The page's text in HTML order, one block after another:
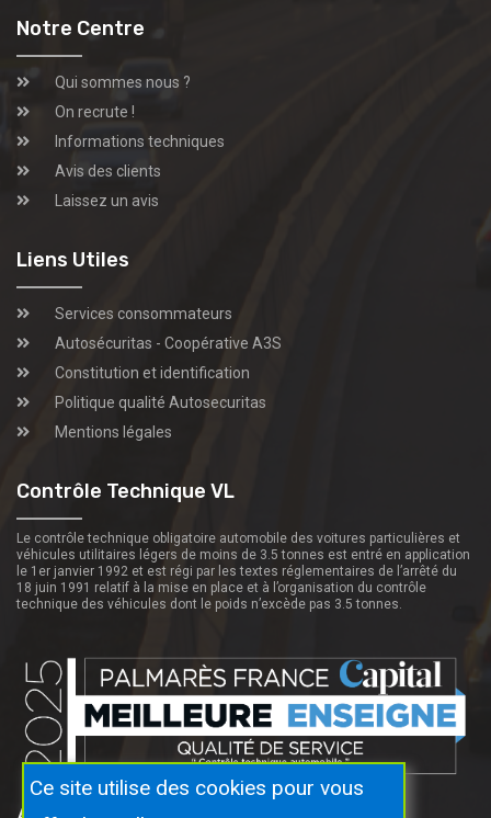
Notre Centre
Qui sommes nous ?
On recrute !
Informations techniques
Avis des clients
Laissez un avis
Liens Utiles
Services consommateurs
Autosécuritas - Coopérative A3S
Constitution et identification
Politique qualité Autosecuritas
Mentions légales
Contrôle Technique VL
Le contrôle technique obligatoire automobile des voitures particulières et
véhicules utilitaires légers de moins de 3.5 tonnes est entré en application
le 1er janvier 1992 et est régi par les textes réglementaires de l’arrêté du
18 juin 1991 relatif à la mise en place et à l’organisation du contrôle
technique des véhicules dont le poids n’excède pas 3.5 tonnes.
Ce site utilise des cookies pour vous